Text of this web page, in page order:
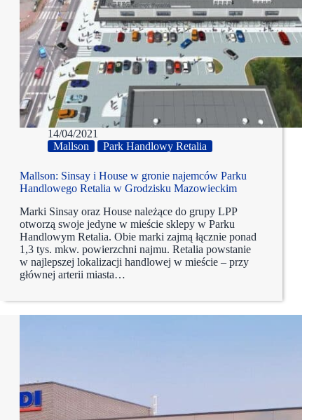
14/04/2021
Mallson
Park Handlowy Retalia
Mallson: Sinsay i House w gronie najemców Parku
Handlowego Retalia w Grodzisku Mazowieckim
Marki Sinsay oraz House należące do grupy LPP
otworzą swoje jedyne w mieście sklepy w Parku
Handlowym Retalia. Obie marki zajmą łącznie ponad
1,3 tys. mkw. powierzchni najmu. Retalia powstanie
w najlepszej lokalizacji handlowej w mieście – przy
głównej arterii miasta…